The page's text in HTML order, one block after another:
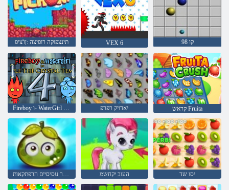
תינצפוקה רופיצה :ןו'ציפ VEX 6 קו 98
Fireboy ו- WaterGirl 4: Temple Crystal יאדויק רפרפ קראש Fruita
פירות יער עסיסיים הרפתקאות העוב יקחשמ יסו שד